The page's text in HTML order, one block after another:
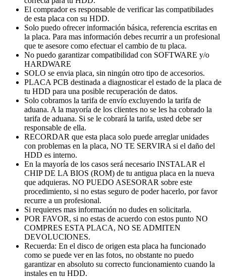
El comprador es responsable de verificar las compatibilades
de esta placa con su HDD.
Solo puedo ofrecer información básica, referencia escritas en
la placa. Para mas información debes recurrir a un profesional
que te asesore como efectuar el cambio de tu placa.
No puedo garantizar compatibilidad con SOFTWARE y/o
HARDWARE
SOLO se envia placa, sin ningún otro tipo de accesorios.
PLACA PCB destinada a diagnosticar el estado de la placa de
tu HDD para una posible recuperación de datos.
Solo cobramos la tarifa de envío excluyendo la tarifa de
aduana. A la mayoría de los clientes no se les ha cobrado la
tarifa de aduana. Si se le cobrará la tarifa, usted debe ser
responsable de ella.
RECORDAR que esta placa solo puede arreglar unidades
con problemas en la placa, NO TE SERVIRA si el daño del
HDD es interno.
En la mayoría de los casos será necesario INSTALAR el
CHIP DE LA BIOS (ROM) de tu antigua placa en la nueva
que adquieras. NO PUEDO ASESORAR sobre este
procedimiento, si no estas seguro de poder hacerlo, por favor
recurre a un profesional.
Si requieres mas información no dudes en solicitarla.
POR FAVOR, si no estas de acuerdo con estos punto NO
COMPRES ESTA PLACA, NO SE ADMITEN
DEVOLUCIONES.
Recuerda: En el disco de origen esta placa ha funcionado
como se puede ver en las fotos, no obstante no puedo
garantizar en absoluto su correcto funcionamiento cuando la
instales en tu HDD.